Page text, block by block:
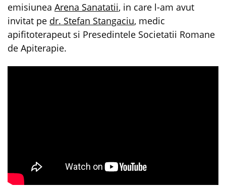
emisiuneaArena Sanatatii, in care l-am avut
invitat pe dr. Stefan Stangaciu, medic
apifitoterapeut si Presedintele Societatii Romane
de Apiterapie.